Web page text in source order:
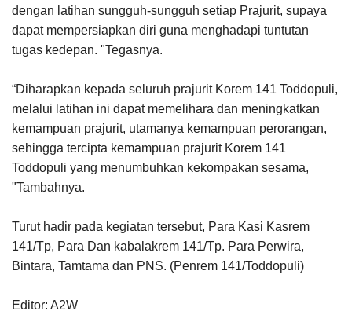
dengan latihan sungguh-sungguh setiap Prajurit, supaya
dapat mempersiapkan diri guna menghadapi tuntutan
tugas kedepan. "Tegasnya.
“Diharapkan kepada seluruh prajurit Korem 141 Toddopuli,
melalui latihan ini dapat memelihara dan meningkatkan
kemampuan prajurit, utamanya kemampuan perorangan,
sehingga tercipta kemampuan prajurit Korem 141
Toddopuli yang menumbuhkan kekompakan sesama,
"Tambahnya.
Turut hadir pada kegiatan tersebut, Para Kasi Kasrem
141/Tp, Para Dan kabalakrem 141/Tp. Para Perwira,
Bintara, Tamtama dan PNS. (Penrem 141/Toddopuli)
Editor: A2W